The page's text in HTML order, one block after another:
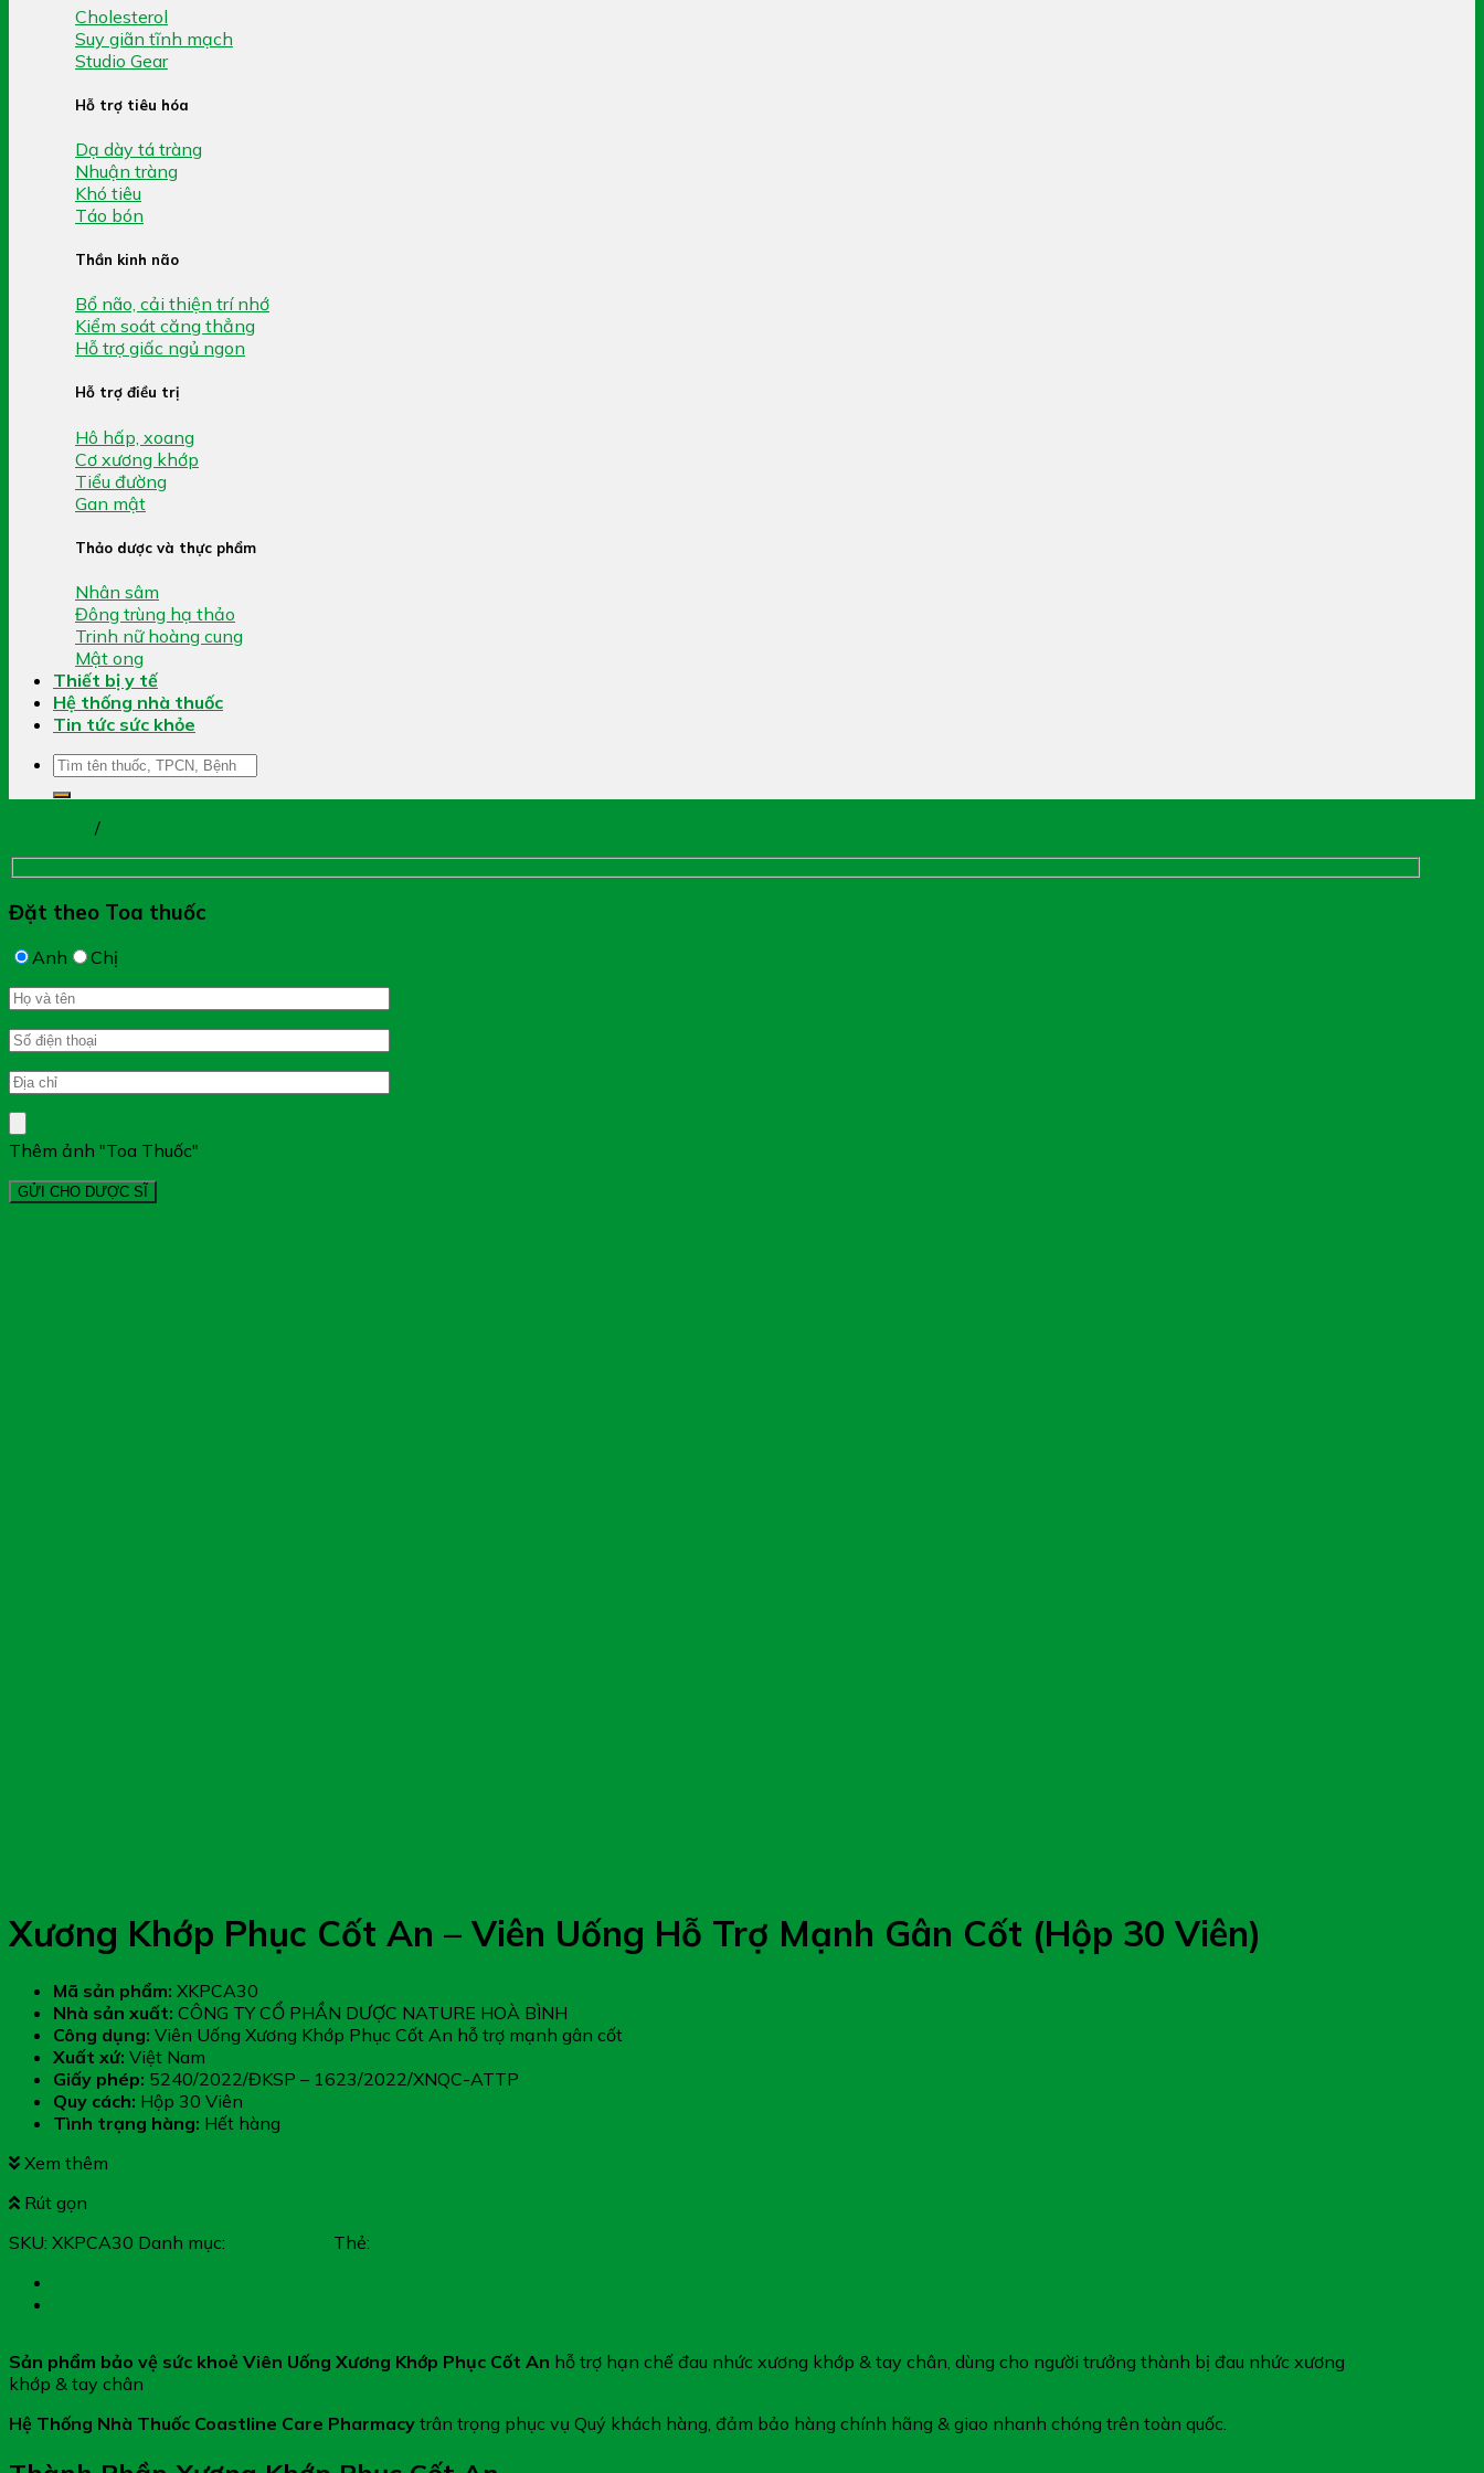
Cholesterol
Suy giãn tĩnh mạch
Studio Gear
Hỗ trợ tiêu hóa
Dạ dày tá tràng
Nhuận tràng
Khó tiêu
Táo bón
Thần kinh não
Bổ não, cải thiện trí nhớ
Kiểm soát căng thẳng
Hỗ trợ giấc ngủ ngon
Hỗ trợ điều trị
Hô hấp, xoang
Cơ xương khớp
Tiểu đường
Gan mật
Thảo dược và thực phẩm
Nhân sâm
Đông trùng hạ thảo
Trinh nữ hoàng cung
Mật ong
Thiết bị y tế
Hệ thống nhà thuốc
Tin tức sức khỏe
Tìm
kiếm:
/
Đặt theo Toa thuốc
Anh Chị
Thêm ảnh "Toa Thuốc"
Xương Khớp Phục Cốt An – Viên Uống Hỗ Trợ Mạnh Gân Cốt (Hộp 30 Viên)
Mã sản phẩm: XKPCA30
Nhà sản xuất: CÔNG TY CỔ PHẦN DƯỢC NATURE HOÀ BÌNH
Công dụng: Viên Uống Xương Khớp Phục Cốt An hỗ trợ mạnh gân cốt
Xuất xứ: Việt Nam
Giấy phép: 5240/2022/ĐKSP – 1623/2022/XNQC-ATTP
Quy cách: Hộp 30 Viên
Tình trạng hàng: Hết hàng
Xem thêm
Rút gọn
SKU: XKPCA30 Danh mục: Thẻ:
Sản phẩm bảo vệ sức khoẻ Viên Uống Xương Khớp Phục Cốt An hỗ trợ hạn chế đau nhức xương khớp & tay chân, dùng cho người trưởng thành bị đau nhức xương
khớp & tay chân
Hệ Thống Nhà Thuốc Coastline Care Pharmacy trân trọng phục vụ Quý khách hàng, đảm bảo hàng chính hãng & giao nhanh chóng trên toàn quốc.